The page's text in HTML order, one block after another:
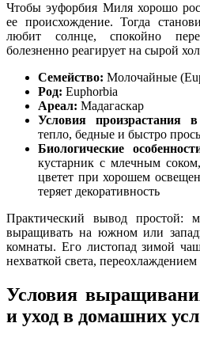
Чтобы эуфорбия Миля хорошо
ее происхождение. Тогда
любит солнце, спокойно
болезненно реагирует на сырой
Семейство: Молочайные
Род: Euphorbia
Ареал: Мадагаскар
Условия произрастания
тепло, бедные и быстро
Биологические
кустарник с млечным соком,
цветет при хорошем
теряет декоративность
Практический вывод простой:
выращивать на южном или
комнаты. Его листопад зимой
нехваткой света,
Условия
и уход в домашних